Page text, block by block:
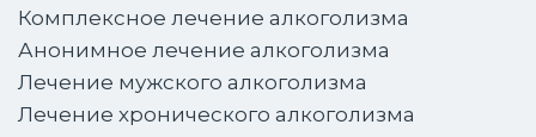
Комплексное лечение алкоголизма
Анонимное лечение алкоголизма
Лечение мужского алкоголизма
Лечение хронического алкоголизма